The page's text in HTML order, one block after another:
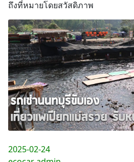
ถึงที่หมายโดยสวัสดิภาพ
2025-02-24